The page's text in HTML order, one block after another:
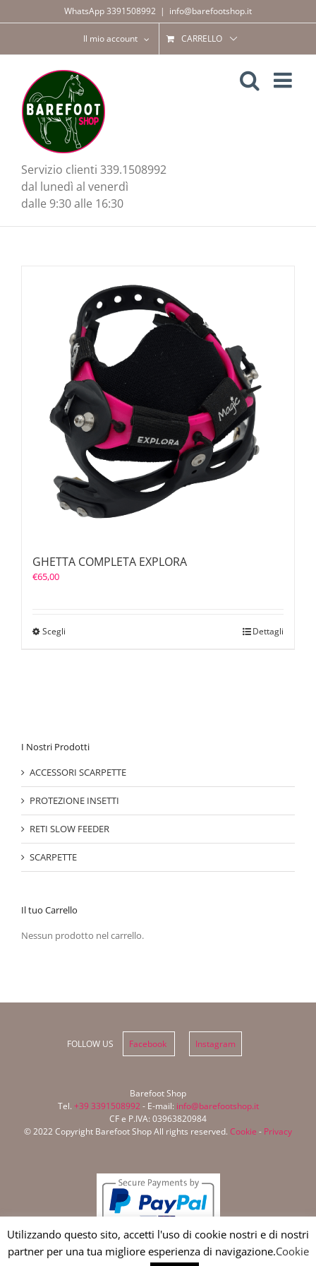
WhatsApp 3391508992 | info@barefootshop.it
Il mio account CARRELLO
Servizio clienti 339.1508992
dal lunedì al venerdì
dalle 9:30 alle 16:30
GHETTA COMPLETA EXPLORA
€65,00
Scegli Dettagli
I Nostri Prodotti
ACCESSORI SCARPETTE
PROTEZIONE INSETTI
RETI SLOW FEEDER
SCARPETTE
Il tuo Carrello
Nessun prodotto nel carrello.
FOLLOW US Facebook Instagram
Barefoot Shop
Tel. +39 3391508992 - E-mail: info@barefootshop.it
CF e P.IVA: 03963820984
© 2022 Copyright Barefoot Shop All rights reserved. Cookie - Privacy
Utilizzando questo sito, accetti l'uso di cookie nostri e di nostri
partner per una tua migliore esperienza di navigazione.Cookie